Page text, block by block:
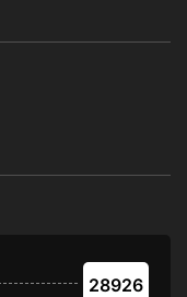
28926